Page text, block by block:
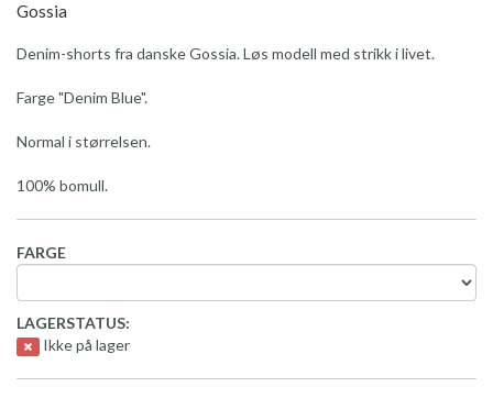
Gossia
Denim-shorts fra danske Gossia. Løs modell med strikk i livet.
Farge "Denim Blue".
Normal i størrelsen.
100% bomull.
FARGE
LAGERSTATUS:
Ikke på lager